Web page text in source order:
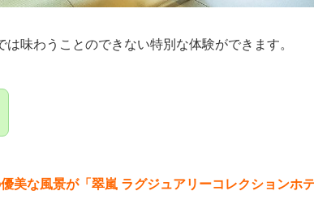
味わうことのできない特別な体験ができます。
美な風景が「翠嵐 ラグジュアリーコレクションホ